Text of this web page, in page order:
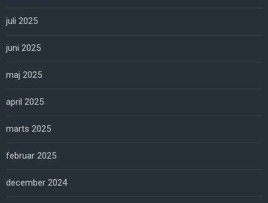
juli 2025
juni 2025
maj 2025
april 2025
marts 2025
februar 2025
december 2024